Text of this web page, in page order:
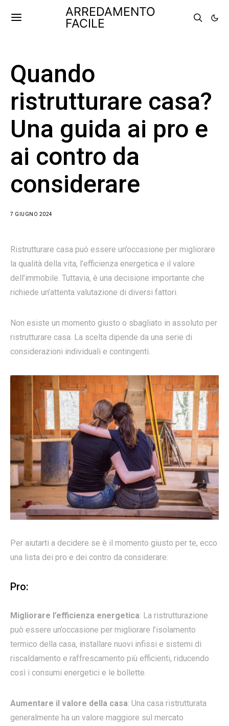
ARREDAMENTO
FACILE
Quando
ristrutturare casa?
Una guida ai pro e
ai contro da
considerare
7 GIUGNO 2024
Ristrutturare casa può essere un’occasione per migliorare
la qualità della vita, l’efficienza energetica e il valore
dell’immobile. Tuttavia, è una decisione importante che
richiede un’attenta valutazione di diversi fattori.
Non esiste un momento giusto o sbagliato in assoluto per
ristrutturare casa. La scelta dipende da una serie di
considerazioni individuali e contingenti.
Per aiutarti a decidere se è il momento giusto per te, ecco
una lista dei pro e dei contro da considerare:
Pro:
Migliorare l’efficienza energetica: La ristrutturazione
può essere un’occasione per migliorare l’isolamento
termico della casa, installare nuovi infissi e sistemi di
riscaldamento e raffrescamento più efficienti, riducendo
così i consumi energetici e le bollette.
Aumentare il valore della casa: Una casa ristrutturata
generalmente ha un valore maggiore sul mercato